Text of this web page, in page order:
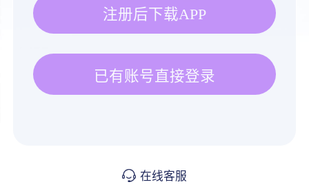
注册后下载APP
已有账号直接登录
在线客服